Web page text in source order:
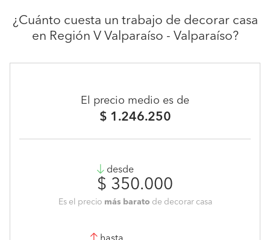
¿Cuánto cuesta un trabajo de decorar casa
en Región V Valparaíso - Valparaíso?
El precio medio es de
$ 1.246.250
desde
$ 350.000
Es el precio más barato de decorar casa